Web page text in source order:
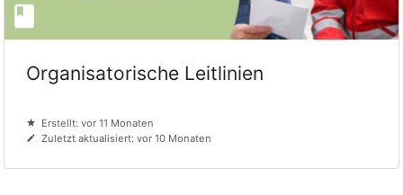
Organisatorische Leitlinien
Erstellt: vor 11 Monaten
Zuletzt aktualisiert: vor 10 Monaten